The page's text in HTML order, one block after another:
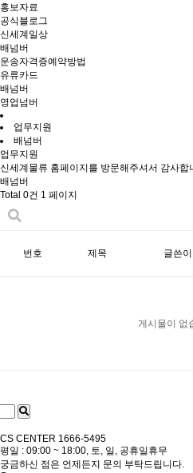
홍보자료
공식블로그
신세계일상
배넘버
운송자격증예약방법
유류카드
배넘버
영업넘버
업무지원
배넘버
업무지원
신세계물류 홈페이지를 방문해주셔서 감사합
배넘버
Total 0건 1 페이지
번호 제목 글쓴이
게시물이 없
CS CENTER 1666-5495
평일 : 09:00 ~ 18:00, 토, 일, 공휴일휴무
궁금하신 점은 언제든지 문의 부탁드립니다.